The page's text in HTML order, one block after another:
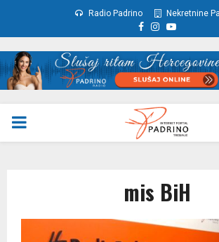
Radio Padrino Nekretnine
Facebook
Instagram
Youtube
PRIMARY
mis BiH